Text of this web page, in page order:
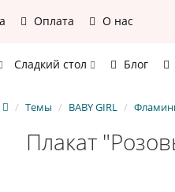
Оплата О нас
Сладкий стол Блог
Темы BABY GIRL
Плакат